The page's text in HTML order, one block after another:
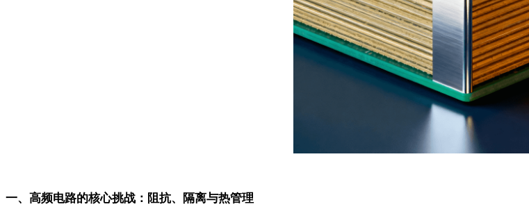
一、高频电路的核心挑战：阻抗、隔离与热管理